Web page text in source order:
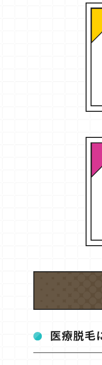
医療脱毛